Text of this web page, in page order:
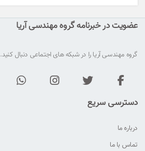
عضویت در خبرنامه گروه مهندسی آریا
گروه مهندسی آریا را در شبکه های اجتماعی دنبال کنید.
دسترسی سریع
درباره ما
تماس با ما